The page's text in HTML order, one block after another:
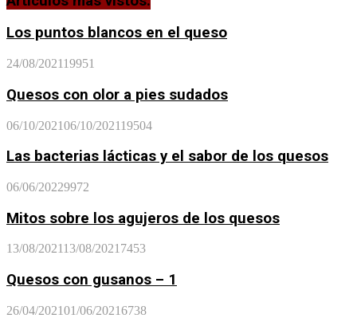
Los puntos blancos en el queso
24/08/202119951
Quesos con olor a pies sudados
06/10/202106/10/202119504
Las bacterias lácticas y el sabor de los quesos
06/06/20229972
Mitos sobre los agujeros de los quesos
13/08/202113/08/20217453
Quesos con gusanos – 1
26/04/202101/06/20216738